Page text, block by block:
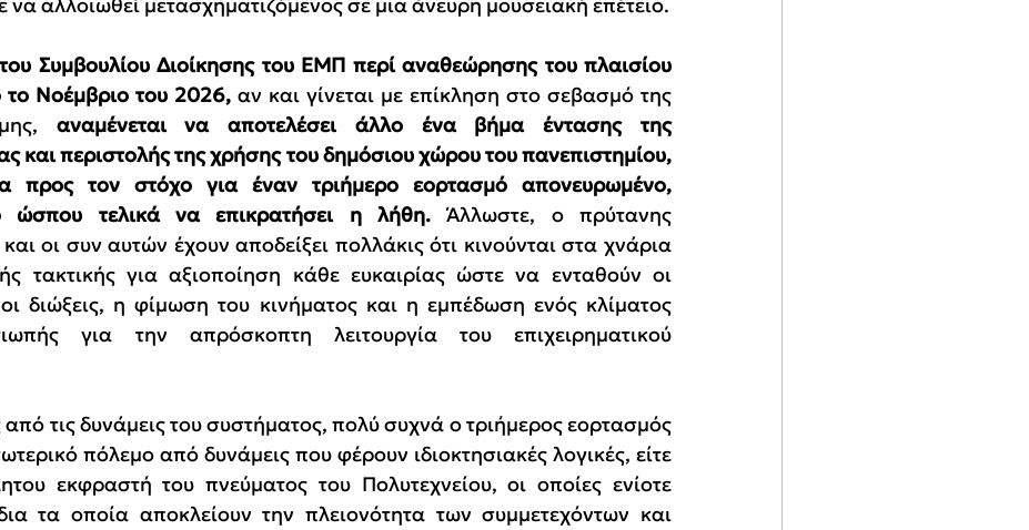
Συμβουλίου Διοίκησης του ΕΜΠ περί αναθεώρησης του πλαισίου
Νοέμβριο του 2026, αν και γίνεται με επίκληση στο σεβασμό της
αναμένεται να αποτελέσει άλλο ένα βήμα έντασης της
και περιστολής της χρήσης του δημόσιου χώρου του πανεπιστημίου,
προς τον στόχο για έναν τριήμερο εορτασμό απονευρωμένο,
ώσπου τελικά να επικρατήσει η λήθη. Άλλωστε, ο πρύτανης
οι συν αυτών έχουν αποδείξει πολλάκις ότι κινούνται στα χνάρια
τακτικής για αξιοποίηση κάθε ευκαιρίας ώστε να ενταθούν οι
διώξεις, η φίμωση του κινήματος και η εμπέδωση ενός κλίματος
για την απρόσκοπτη λειτουργία του επιχειρηματικού
τις δυνάμεις του συστήματος, πολύ συχνά ο τριήμερος εορτασμός
πόλεμο από δυνάμεις που φέρουν ιδιοκτησιακές λογικές, είτε
εκφραστή του πνεύματος του Πολυτεχνείου, οι οποίες ενίοτε
τα οποία αποκλείουν την πλειονότητα των συμμετεχόντων και